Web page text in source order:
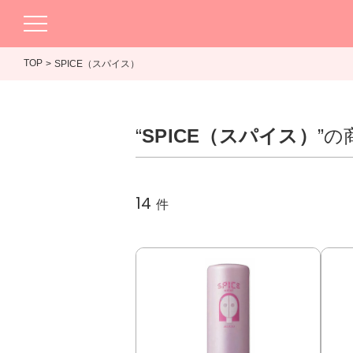
TOP SPICE（スパイス）
“SPICE（スパイス） ”の
14 件